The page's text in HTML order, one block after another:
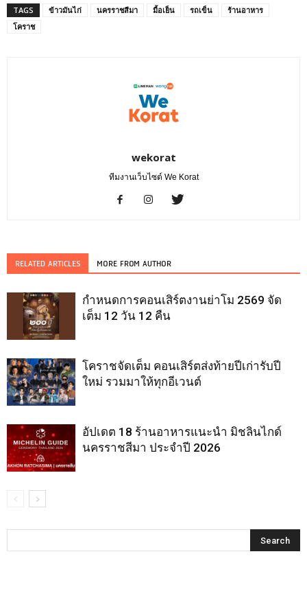
TAGS ข้าวมันไก่ นครราชสีมา มื้อเย็น รถเข็น
ร้านอาหาร
โคราช
wekorat
ทีมงานเว็บไซต์ We Korat
RELATED ARTICLES MORE FROM AUTHOR
กำหนดการคอนเสิร์ตงานย่าโม 2569 จัด
เต็ม 12 วัน 12 คืน
โคราชจัดเต็ม คอนเสิร์ตส่งท้ายปีเก่ารับปี
ใหม่ รวมมาให้ทุกอีเวนต์
อัปเดต 18 ร้านอาหารแนะนำ มิชลินไกด์
นครราชสีมา ประจำปี 2026